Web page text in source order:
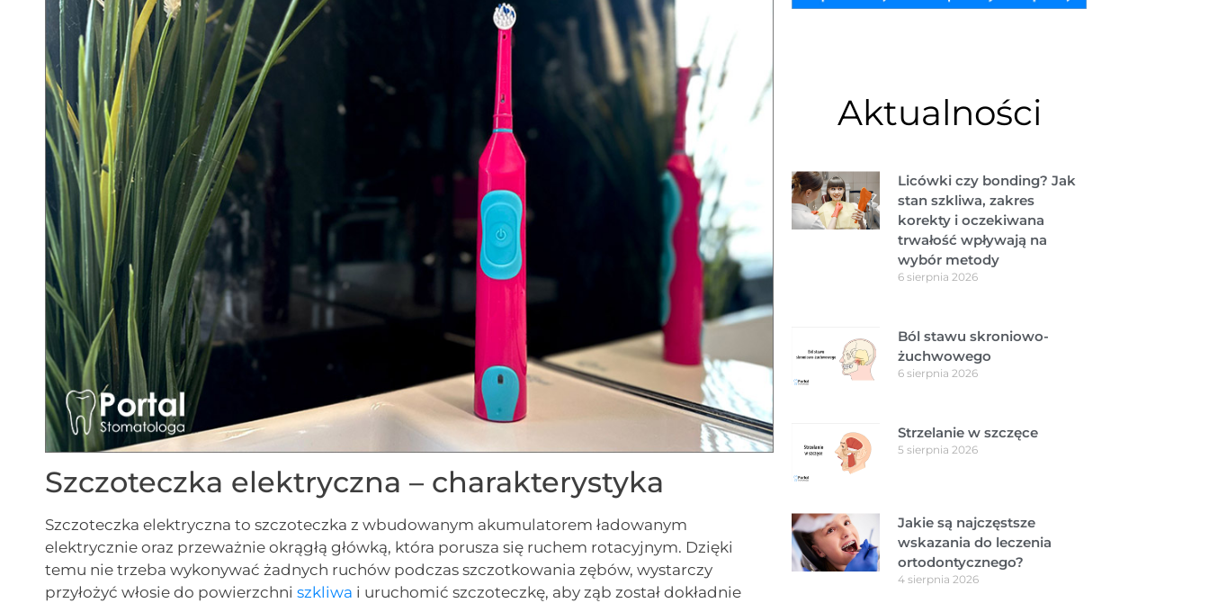
Szczoteczka elektryczna – charakterystyka
Szczoteczka elektryczna to szczoteczka z wbudowanym akumulatorem ładowanym
elektrycznie oraz przeważnie okrągłą główką, która porusza się ruchem rotacyjnym. Dzięki
temu nie trzeba wykonywać żadnych ruchów podczas szczotkowania zębów, wystarczy
przyłożyć włosie do powierzchniszkliwa i uruchomić szczoteczkę, aby ząb został dokładnie
Aktualności
Licówki czy bonding? Jak
stan szkliwa, zakres
korekty i oczekiwana
trwałość wpływają na
wybór metody
6 sierpnia 2026
Ból stawu skroniowo-
żuchwowego
6 sierpnia 2026
Strzelanie w szczęce
5 sierpnia 2026
Jakie są najczęstsze
wskazania do leczenia
ortodontycznego?
4 sierpnia 2026